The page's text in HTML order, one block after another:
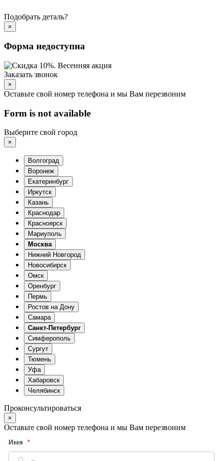
Подобрать деталь?
×
Форма недоступна
Заказать звонок
×
Оставьте свой номер телефона и мы Вам перезвоним
Form is not available
Выберите свой город
×
Волгоград
Воронеж
Екатеринбург
Иркутск
Казань
Краснодар
Красноярск
Мариуполь
Москва
Нижний Новгород
Новосибирск
Омск
Оренбург
Пермь
Ростов на Дону
Самара
Санкт-Петербург
Симферополь
Сургут
Тюмень
Уфа
Хабаровск
Челябинск
Проконсультироваться
×
Оставьте свой номер телефона и мы Вам перезвоним
Имя